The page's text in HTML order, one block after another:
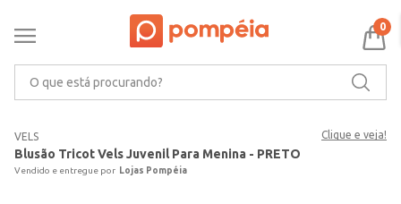
0
VELS Clique e veja!
Blusão Tricot Vels Juvenil Para Menina - PRETO
Lojas Pompéia